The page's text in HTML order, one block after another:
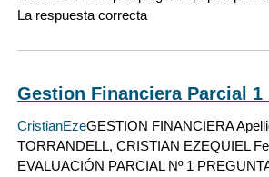
La respuesta correcta
Gestion Financiera Parcial 1
CristianEzeGESTION FINANCIERA
TORRANDELL, CRISTIAN EZEQUIEL
EVALUACIÓN PARCIAL Nº 1